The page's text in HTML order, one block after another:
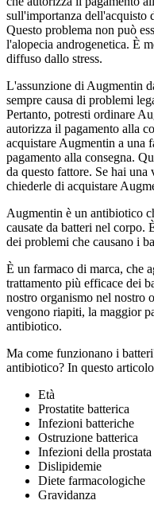
sull'importanza dell'acquisto
Questo problema non può
l'alopecia androgenetica. È
diffuso dallo stress.
L'assunzione di Augmentin
sempre causa di problemi
Pertanto, potresti ordinare
autorizza il pagamento alla
acquistare Augmentin a una
pagamento alla consegna.
da questo fattore. Se hai
chiederle di acquistare
Augmentin è un antibiotico
causate da batteri nel corpo.
dei problemi che causano i
È un farmaco di marca, che
trattamento più efficace dei
nostro organismo nel nostro
vengono riapiti, la maggior
antibiotico.
Ma come funzionano i
antibiotico? In questo
Età
Prostatite batterica
Infezioni batteriche
Ostruzione batterica
Infezioni della prostata
Dislipidemie
Diete farmacologiche
Gravidanza